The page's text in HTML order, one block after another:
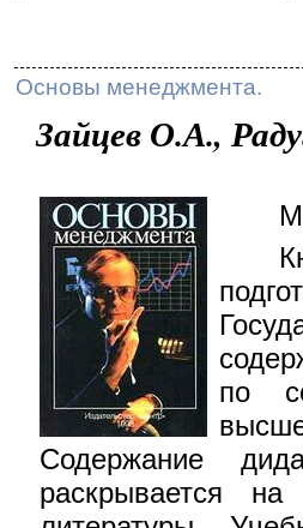
Основы менеджмента.
Зайцев О.А.,
по
Содержание
раскрывается